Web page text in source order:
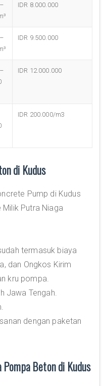
IDR 8.000.000
IDR 9.500.000
IDR 12.000.000
IDR 200.000/m3
di Kudus
Pump di Kudus
Milik Putra Niaga
termasuk biaya
dan Ongkos Kirim
kru pompa.
Jawa Tengah.
dengan paketan
Beton di Kudus